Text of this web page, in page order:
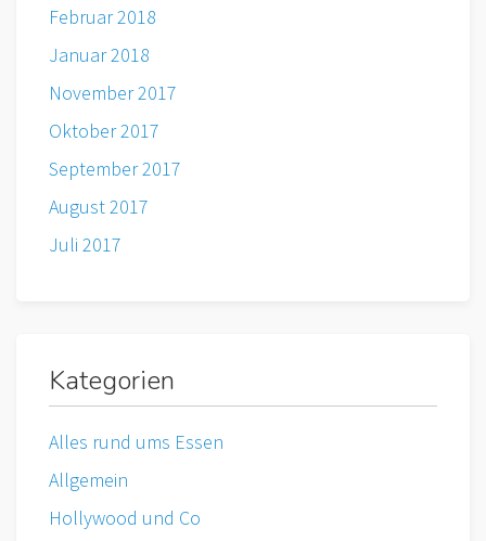
Februar 2018
Januar 2018
November 2017
Oktober 2017
September 2017
August 2017
Juli 2017
Kategorien
Alles rund ums Essen
Allgemein
Hollywood und Co